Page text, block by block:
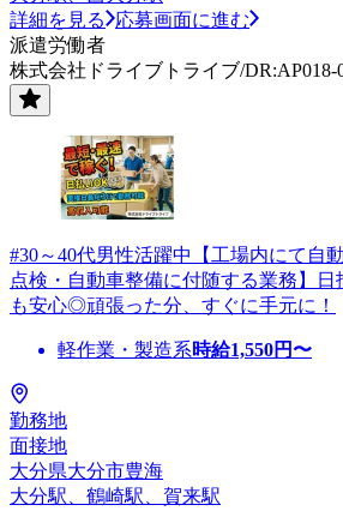
詳細を見る
応募画面に進む
派遣労働者
株式会社ドライブトライブ/DR:AP018-
#30～40代男性活躍中【工場内にて自
点検・自動車整備に付随する業務】
も安心◎頑張った分、すぐに手元に！
軽作業・製造系時給1,550円〜
勤務地
面接地
大分県大分市豊海
大分駅、鶴崎駅、賀来駅